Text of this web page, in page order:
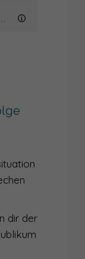
ATEMGERÄUSCHE TUN KANNST
SANDRA HEIM
dir der